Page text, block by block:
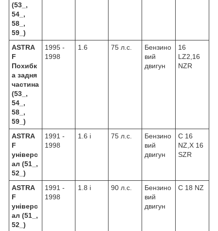
(53_,
54_,
58_,
59_)
ASTRA
F
Похибк
а задня
частина
(53_,
54_,
58_,
59_)
1995 -
1998
1.6 75 л.с.
Бензино
вий
двигун
16
LZ2,16
NZR
ASTRA
F
універс
ал (51_,
52_)
1991 -
1998
1.6 i 75 л.с.
Бензино
вий
двигун
C 16
NZ,X 16
SZR
ASTRA
F
універс
ал (51_,
52_)
1991 -
1998
1.8 i 90 л.с.
Бензино
вий
двигун
C 18 NZ